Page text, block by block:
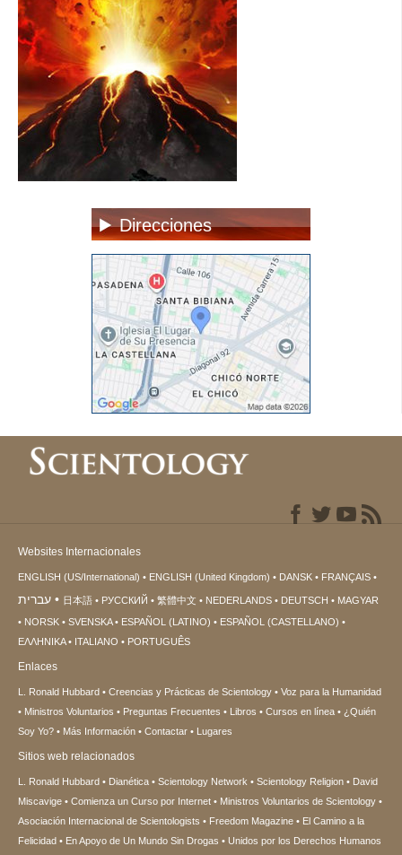
Direcciones
Websites Internacionales
ENGLISH (US/International) ENGLISH (United Kingdom) DANSK FRANÇAIS
עברית 日本語 РУССКИЙ 繁體中文 NEDERLANDS DEUTSCH
MAGYAR
NORSK
SVENSKA ESPAÑOL (LATINO)
ESPAÑOL (CASTELLANO)
ΕΛΛΗΝΙΚA
ITALIANO PORTUGUÊS
Enlaces
L. Ronald Hubbard Creencias y Prácticas de Scientology
Voz para la Humanidad
Ministros Voluntarios
Preguntas Frecuentes Libros Cursos en línea
¿Quién
Soy Yo?
Más Información Contactar Lugares
Sitios web relacionados
L. Ronald Hubbard Dianética Scientology Network Scientology Religion
David
Miscavige
Comienza un Curso por Internet
Ministros Voluntarios de Scientology
Asociación Internacional de Scientologists
Freedom Magazine
El Camino a la
Felicidad
En Apoyo de Un Mundo Sin Drogas Unidos por los Derechos Humanos